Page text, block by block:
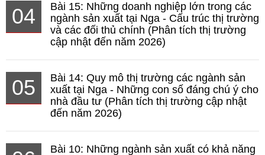
04
Bài 15: Những doanh nghiệp lớn trong các
ngành sản xuất tại Nga - Cấu trúc thị trường
và các đối thủ chính (Phân tích thị trường
cập nhật đến năm 2026)
05
Bài 14: Quy mô thị trường các ngành sản
xuất tại Nga - Những con số đáng chú ý cho
nhà đầu tư (Phân tích thị trường cập nhật
đến năm 2026)
Bài 10: Những ngành sản xuất có khả năng